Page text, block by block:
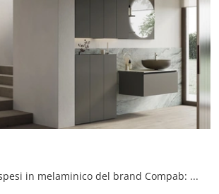
mobili bagno sospesi in melaminico del brand Compab: clicca e scopri l'arredo bagno moderno INK NK010 per il tuo bagno.